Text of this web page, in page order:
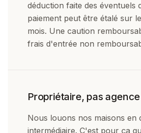
déduction faite des éventuels
paiement peut être étalé sur
mois. Une caution
frais d'entrée non
Propriétaire, pas agence
Nous louons nos maisons en
intermédiaire. C'est pour ça